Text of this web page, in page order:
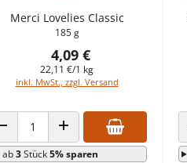
Merci Lovelies Classic
185 g
4,09 €
22,11 €/1 kg
inkl. MwSt., zzgl. Versand
ANZAHL VERRINGERNANZAHL ERHÖHEN
ab3Stück5% sparen